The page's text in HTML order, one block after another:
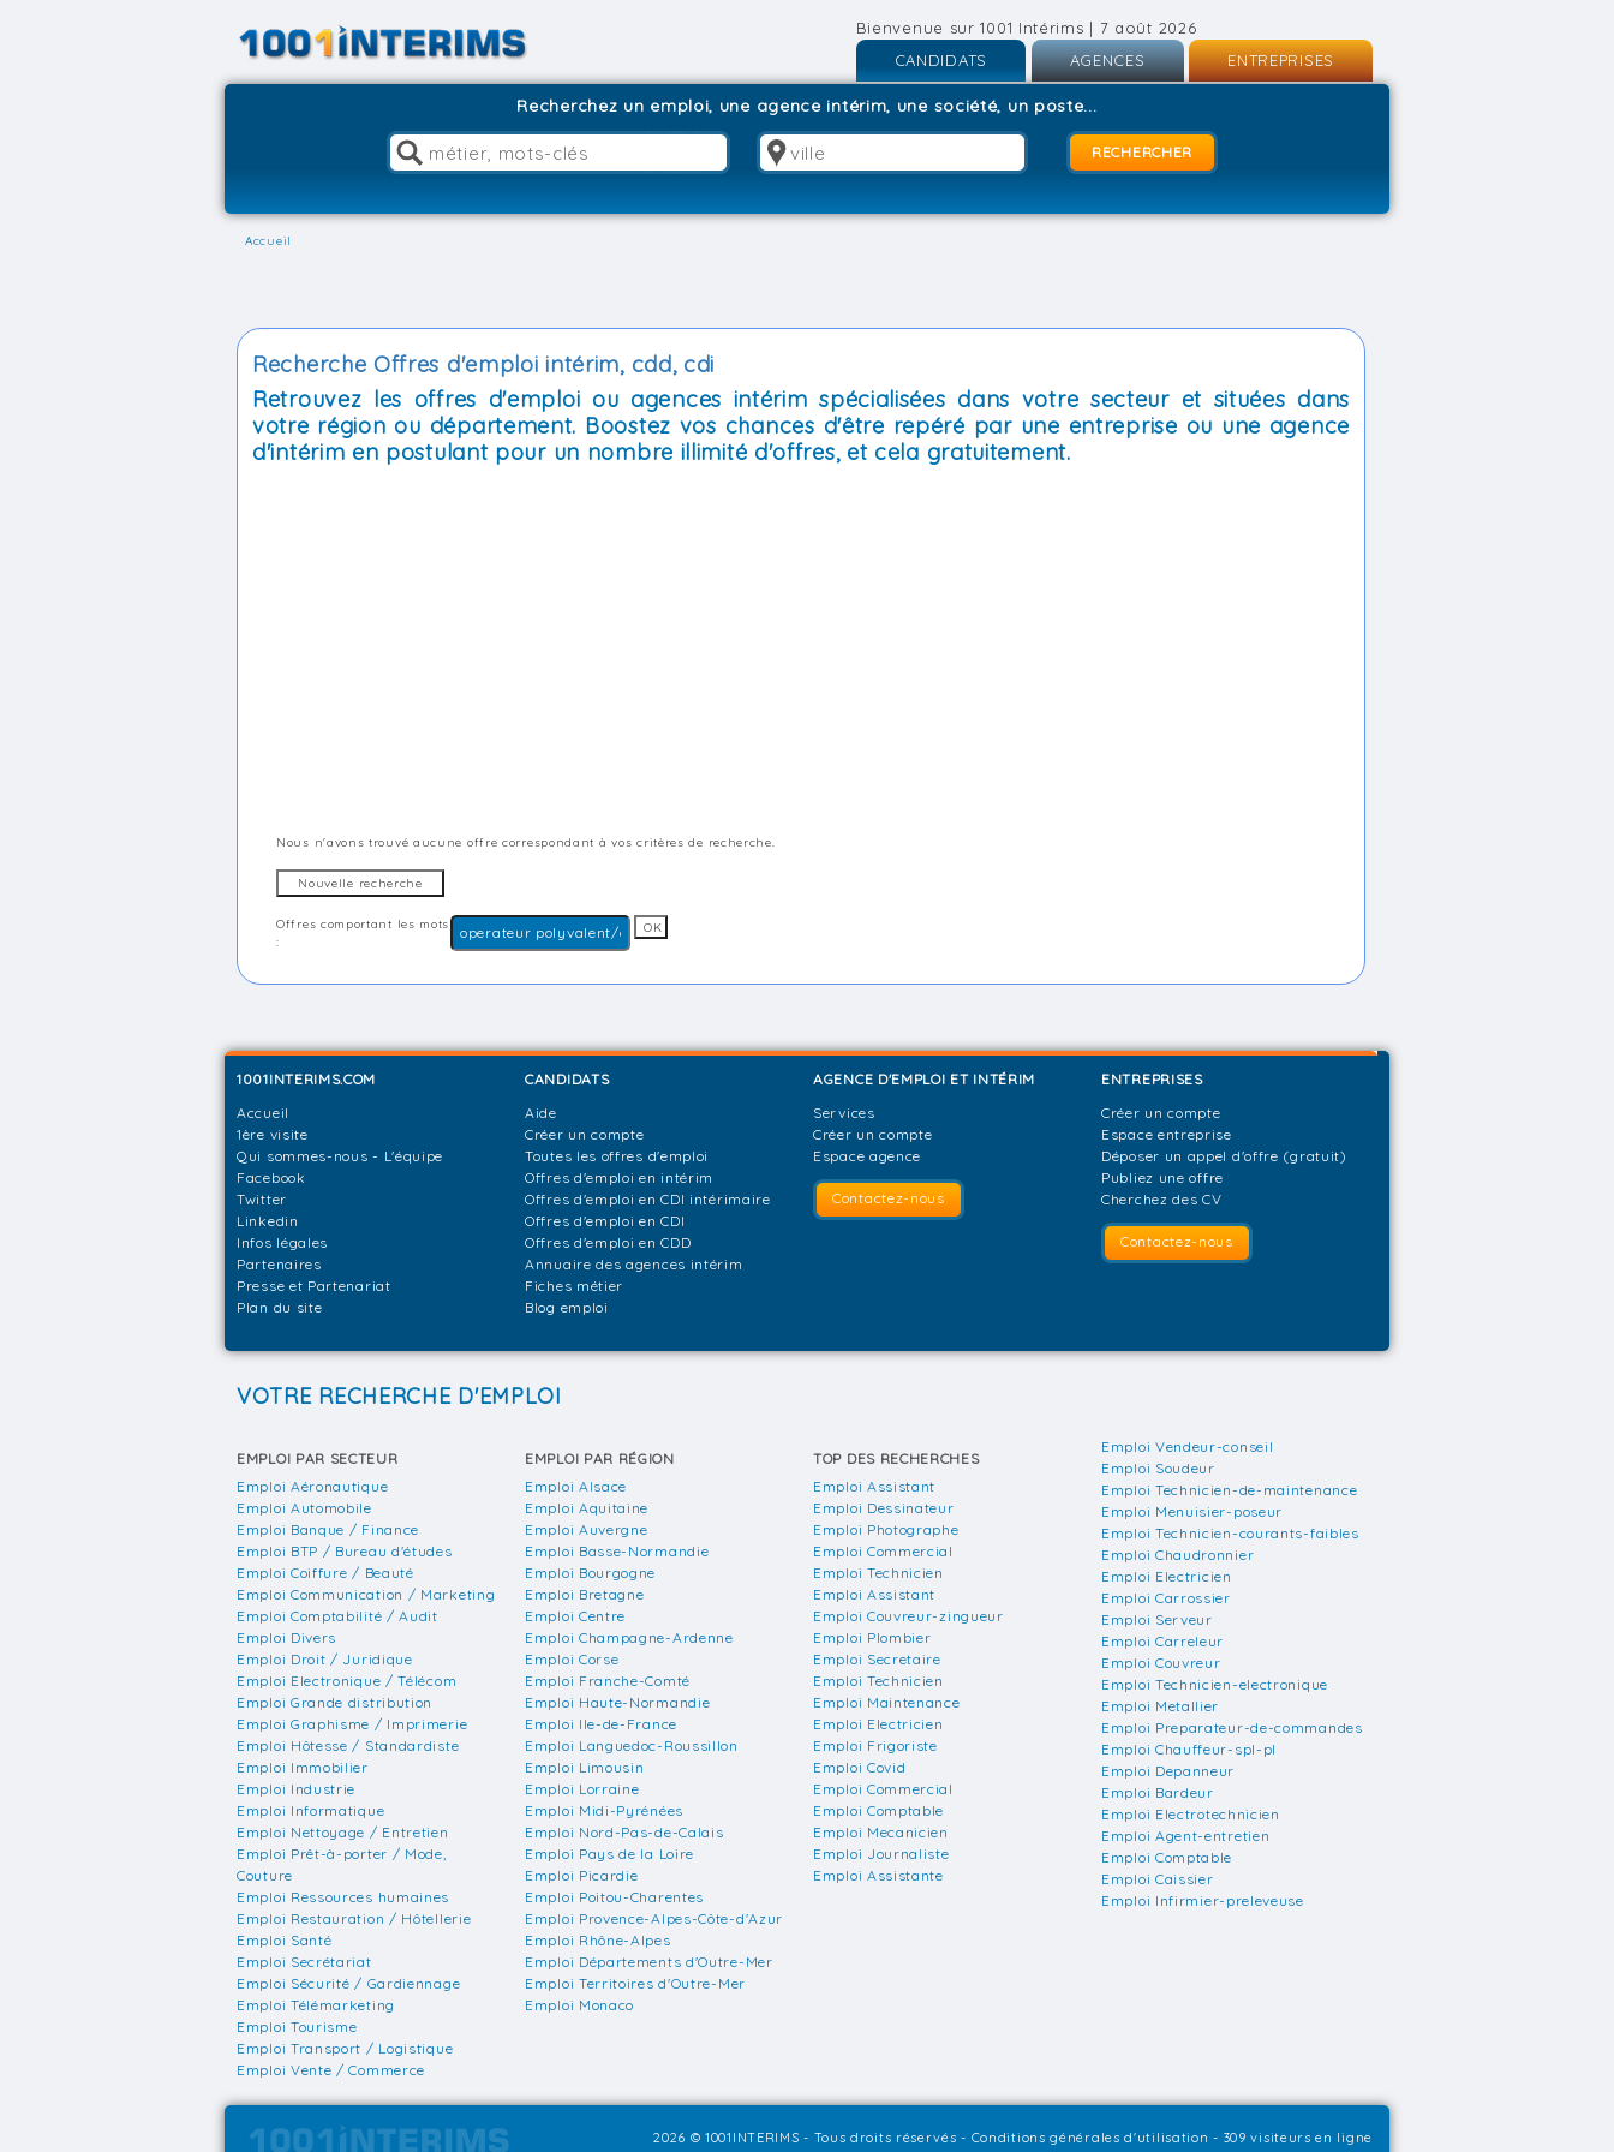
Bienvenue sur 1001 Intérims | 7 août 2026
CANDIDATS
Inscription
AGENCES
Inscription
Connexion
ENTREPRISES
Recherchez un emploi, une agence intérim, une société, un poste...
Accueil
Recherche Offres d'emploi intérim, cdd, cdi
Retrouvez les offres d'emploi ou agences intérim spécialisées dans votre secteur et situées dans
votre région ou département. Boostez vos chances d'être repéré par une entreprise ou une agence
d'intérim en postulant pour un nombre illimité d'offres, et cela gratuitement.
Nous n'avons trouvé aucune offre correspondant à vos critères de recherche.
Offres comportant les mots
:
1001INTERIMS.COM
Accueil
1ère visite
Qui sommes-nous - L'équipe
Facebook
Twitter
Linkedin
Infos légales
Partenaires
Presse et Partenariat
Plan du site
CANDIDATS
Aide
Créer un compte
Toutes les offres d'emploi
Offres d'emploi en intérim
Offres d'emploi en CDI intérimaire
Offres d'emploi en CDI
Offres d'emploi en CDD
Annuaire des agences intérim
Fiches métier
Blog emploi
AGENCE D'EMPLOI ET INTÉRIM
Services
Créer un compte
Espace agence
Contactez-nous
ENTREPRISES
Créer un compte
Espace entreprise
Déposer un appel d'offre (gratuit)
Publiez une offre
Cherchez des CV
Contactez-nous
VOTRE RECHERCHE D'EMPLOI
EMPLOI PAR SECTEUR
Emploi Aéronautique
Emploi Automobile
Emploi Banque / Finance
Emploi BTP / Bureau d'études
Emploi Coiffure / Beauté
Emploi Communication / Marketing
Emploi Comptabilité / Audit
Emploi Divers
Emploi Droit / Juridique
Emploi Electronique / Télécom
Emploi Grande distribution
Emploi Graphisme / Imprimerie
Emploi Hôtesse / Standardiste
Emploi Immobilier
Emploi Industrie
Emploi Informatique
Emploi Nettoyage / Entretien
Emploi Prêt-à-porter / Mode,
Couture
Emploi Ressources humaines
Emploi Restauration / Hôtellerie
Emploi Santé
Emploi Secrétariat
Emploi Sécurité / Gardiennage
Emploi Télémarketing
Emploi Tourisme
Emploi Transport / Logistique
Emploi Vente / Commerce
EMPLOI PAR RÉGION
Emploi Alsace
Emploi Aquitaine
Emploi Auvergne
Emploi Basse-Normandie
Emploi Bourgogne
Emploi Bretagne
Emploi Centre
Emploi Champagne-Ardenne
Emploi Corse
Emploi Franche-Comté
Emploi Haute-Normandie
Emploi Ile-de-France
Emploi Languedoc-Roussillon
Emploi Limousin
Emploi Lorraine
Emploi Midi-Pyrénées
Emploi Nord-Pas-de-Calais
Emploi Pays de la Loire
Emploi Picardie
Emploi Poitou-Charentes
Emploi Provence-Alpes-Côte-d'Azur
Emploi Rhône-Alpes
Emploi Départements d'Outre-Mer
Emploi Territoires d'Outre-Mer
Emploi Monaco
TOP DES RECHERCHES
Emploi Assistant
Emploi Dessinateur
Emploi Photographe
Emploi Commercial
Emploi Technicien
Emploi Assistant
Emploi Couvreur-zingueur
Emploi Plombier
Emploi Secretaire
Emploi Technicien
Emploi Maintenance
Emploi Electricien
Emploi Frigoriste
Emploi Covid
Emploi Commercial
Emploi Comptable
Emploi Mecanicien
Emploi Journaliste
Emploi Assistante
Emploi Vendeur-conseil
Emploi Soudeur
Emploi Technicien-de-maintenance
Emploi Menuisier-poseur
Emploi Technicien-courants-faibles
Emploi Chaudronnier
Emploi Electricien
Emploi Carrossier
Emploi Serveur
Emploi Carreleur
Emploi Couvreur
Emploi Technicien-electronique
Emploi Metallier
Emploi Preparateur-de-commandes
Emploi Chauffeur-spl-pl
Emploi Depanneur
Emploi Bardeur
Emploi Electrotechnicien
Emploi Agent-entretien
Emploi Comptable
Emploi Caissier
Emploi Infirmier-preleveuse
2026 © 1001INTERIMS - Tous droits réservés - Conditions générales d'utilisation - 309 visiteurs en ligne